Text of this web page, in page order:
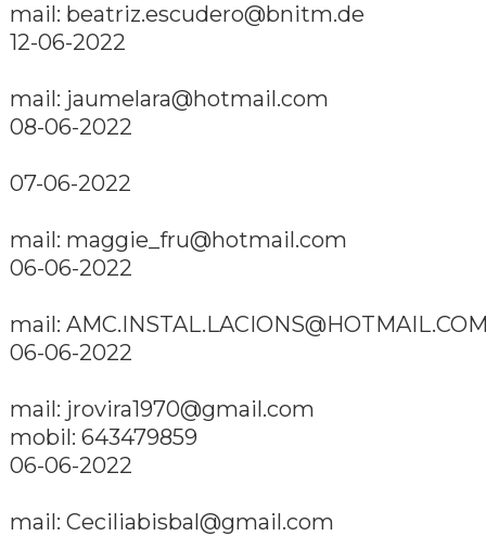
mail: beatriz.escudero@bnitm.de
12-06-2022
mail: jaumelara@hotmail.com
08-06-2022
07-06-2022
mail: maggie_fru@hotmail.com
06-06-2022
mail:
06-06-2022
mail: jrovira1970@gmail.com
mobil: 643479859
06-06-2022
mail: Ceciliabisbal@gmail.com